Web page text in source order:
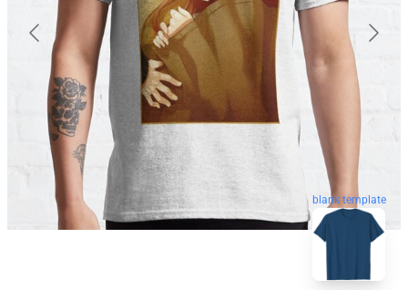
blank template